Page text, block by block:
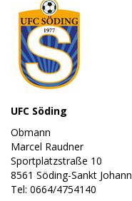
UFC Söding
Obmann
Marcel Raudner
Sportplatzstraße 10
8561 Söding-Sankt Johann
Tel: 0664/4754140